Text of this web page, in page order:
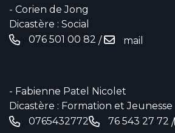
- Corien de Jong
Dicastère : Social
076 501 00 82 / mail
- Fabienne Patel Nicolet
Dicastère : Formation et Jeunesse
0765432772
76 543 27 72 /